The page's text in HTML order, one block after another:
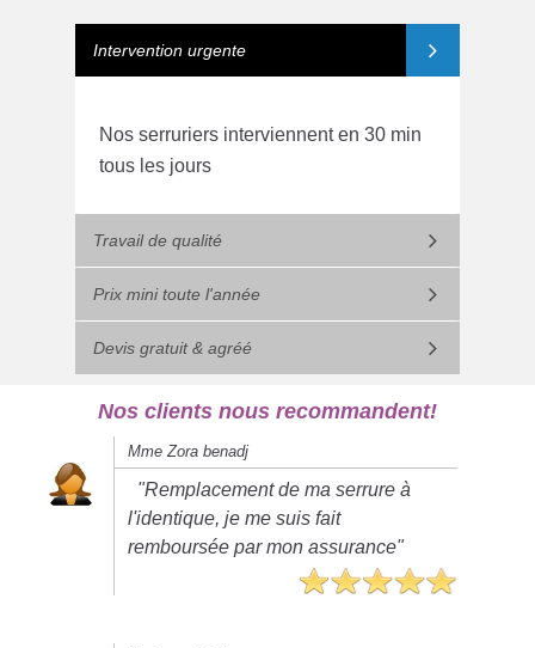
Intervention urgente
Nos serruriers interviennent en 30 min
tous les jours
Travail de qualité
Prix mini toute l'année
Devis gratuit & agréé
Nos clients nous recommandent!
Mme Zora benadj
"Remplacement de ma serrure à
l'identique, je me suis fait
remboursée par mon assurance"